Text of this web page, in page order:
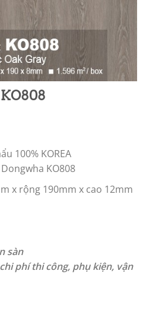
100% KOREA
KO808
x rộng 190mm x cao 12mm
sàn
phí thi công, phụ kiện, vận